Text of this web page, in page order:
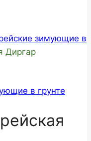
зимующие в
Диргар
в грунте